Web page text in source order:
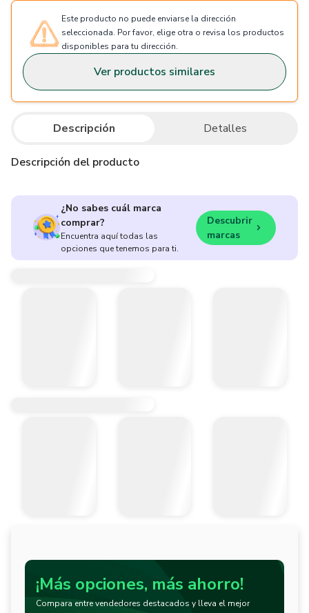
Este producto no puede enviarse la dirección
seleccionada. Por favor, elige otra o revisa los productos
disponibles para tu dirección.
Ver productos similares
Descripción Detalles
Descripción del producto
¿No sabes cuál marca
comprar?
Encuentra aquí todas las
opciones que tenemos para ti.
Descubrir
marcas
¡Más opciones, más ahorro!
Compara entre vendedores destacados y lleva el mejor